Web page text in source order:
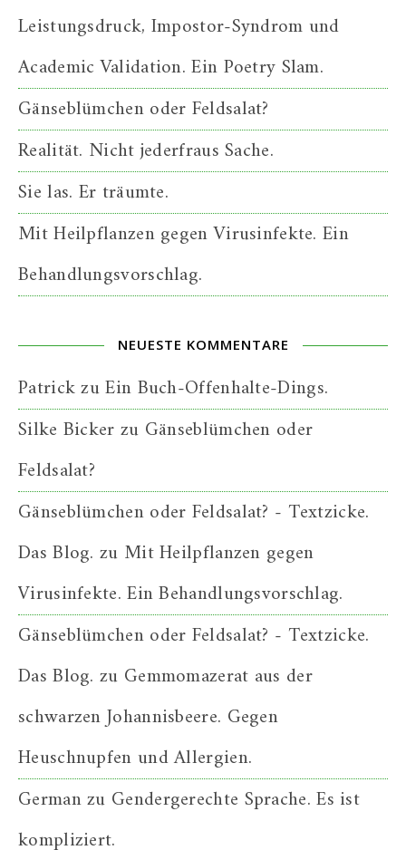
Leistungsdruck, Impostor-Syndrom und
Academic Validation. Ein Poetry Slam.
Gänseblümchen oder Feldsalat?
Realität. Nicht jederfraus Sache.
Sie las. Er träumte.
Mit Heilpflanzen gegen Virusinfekte. Ein
Behandlungsvorschlag.
NEUESTE KOMMENTARE
PatrickzuEin Buch-Offenhalte-Dings.
Silke Bickerzu Gänseblümchen oder
Feldsalat?
Gänseblümchen oder Feldsalat? - Textzicke.
Das Blog. zu Mit Heilpflanzen gegen
Virusinfekte. Ein Behandlungsvorschlag.
Gänseblümchen oder Feldsalat? - Textzicke.
Das Blog. zu Gemmomazerat aus der
schwarzen Johannisbeere. Gegen
Heuschnupfen und Allergien.
Germanzu Gendergerechte Sprache. Es ist
kompliziert.